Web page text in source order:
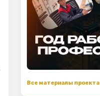
Все материалы проекта